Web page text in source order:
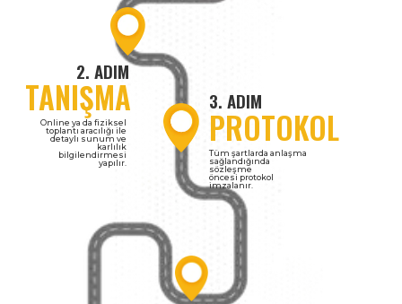
PROTOKOL
3. ADIM
Tüm şartlarda anlaşma
sağlandığında
sözleşme
öncesi protokol
imzalanır.
TANIŞMA
2. ADIM
Online ya da fiziksel
toplantı aracılığı ile
detaylı sunum ve
karlılık
bilgilendirmesi
yapılır.